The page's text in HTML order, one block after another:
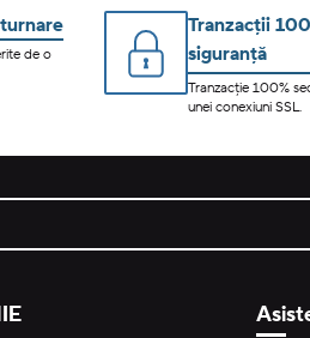
de o
Tranzacții
siguranță
Tranzacție 100%
unei conexiuni SSL.